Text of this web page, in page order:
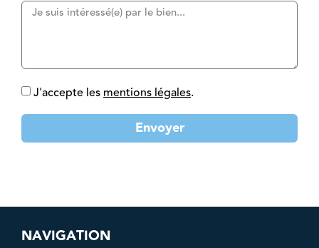
J'accepte lesmentions légales.
Envoyer
NAVIGATION